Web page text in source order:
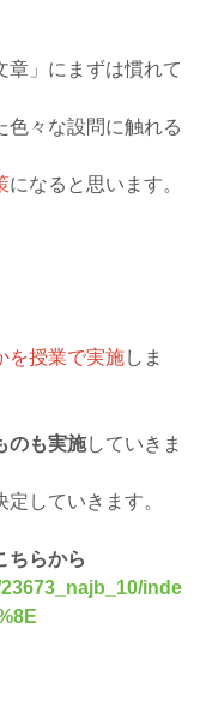
章」にまずは慣れて
色々な設問に触れる
になると思います。
を授業で実施しま
のも実施していきま
していきます。
ちらから
inde